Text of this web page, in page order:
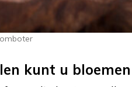
kunt u